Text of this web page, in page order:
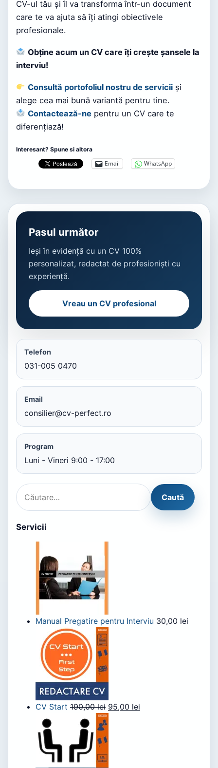
CV-ul tău și îl va transforma într-un document
care te va ajuta să îți atingi obiectivele
profesionale.
Obține acum un CV care îți crește șansele la
interviu!
Consultă portofoliul nostru de serviciiși
alege cea mai bună variantă pentru tine.
Contactează-ne pentru un CV care te
diferențiază!
Interesant? Spune si altora
Email WhatsApp
Pasul următor
Ieși în evidență cu un CV 100%
personalizat, redactat de profesioniști cu
experiență.
Vreau un CV profesional
Telefon
031-005 0470
Email
consilier@cv-perfect.ro
Program
Luni - Vineri 9:00 - 17:00
Servicii
Manual Pregatire pentru Interviu 30,00 lei
CV Start 190,00lei 95,00 lei